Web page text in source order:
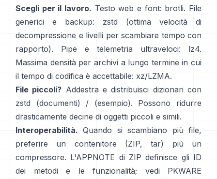
Scegli per il lavoro. Testo web e font: brotli. File
generici e backup:
zstd
(ottima velocità di
decompressione e livelli per scambiare tempo con
rapporto). Pipe e telemetria ultraveloci:
lz4.
Massima densità per archivi a lungo termine in cui
il tempo di codifica è accettabile: xz/LZMA.
File piccoli? Addestra e distribuisci dizionari con
zstd
(documenti) / (esempio). Possono ridurre
drasticamente decine di oggetti piccoli e simili.
Interoperabilità. Quando si scambiano più file,
preferire un contenitore (ZIP, tar) più un
compressore. L'APPNOTE di ZIP definisce gli ID
dei metodi e le funzionalità; vedi
PKWARE